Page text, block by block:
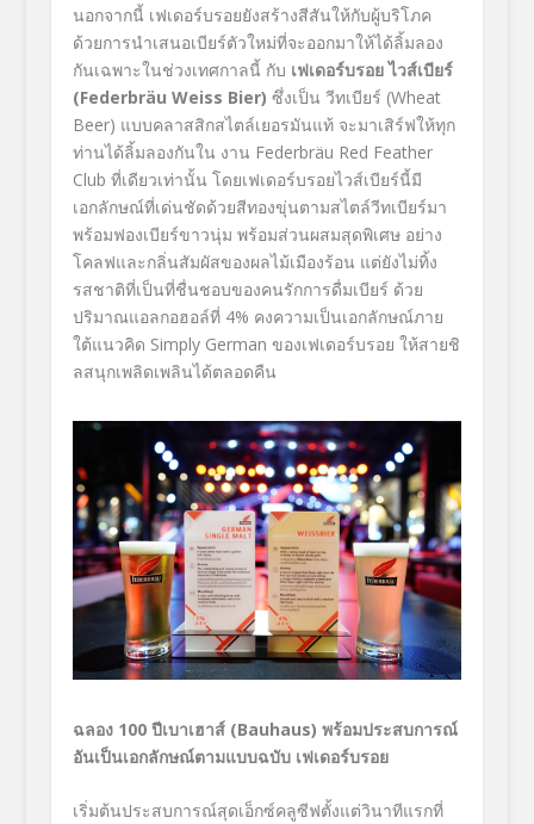
นอกจากนี้ เฟเดอร์บรอยยังสร้างสีสันให้กับผู้บริโภค
ด้วยการนำเสนอเบียร์ตัวใหม่ที่จะออกมาให้ได้ลิ้มลอง
กันเฉพาะในช่วงเทศกาลนี้ กับ เฟเดอร์บรอย ไวส์เบียร์
(Federbräu Weiss Bier) ซึ่งเป็น วีทเบียร์ (Wheat
Beer) แบบคลาสสิกสไตล์เยอรมันแท้ จะมาเสิร์ฟให้ทุก
ท่านได้ลิ้มลองกันใน งาน Federbräu Red Feather
Club ที่เดียวเท่านั้น โดยเฟเดอร์บรอยไวส์เบียร์นี้มี
เอกลักษณ์ที่เด่นชัดด้วยสีทองขุ่นตามสไตล์วีทเบียร์มา
พร้อมฟองเบียร์ขาวนุ่ม พร้อมส่วนผสมสุดพิเศษ อย่าง
โคลฟและกลิ่นสัมผัสของผลไม้เมืองร้อน แต่ยังไม่ทิ้ง
รสชาติที่เป็นที่ชื่นชอบของคนรักการดื่มเบียร์ ด้วย
ปริมาณแอลกอฮอล์ที่ 4% คงความเป็นเอกลักษณ์ภาย
ใต้แนวคิด Simply German ของเฟเดอร์บรอย ให้สายชิ
ลสนุกเพลิดเพลินได้ตลอดคืน
ฉลอง 100 ปีเบาเฮาส์ (Bauhaus) พร้อมประสบการณ์
อันเป็นเอกลักษณ์ตามแบบฉบับ เฟเดอร์บรอย
เริ่มต้นประสบการณ์สุดเอ็กซ์คลูซีฟตั้งแต่วินาทีแรกที่